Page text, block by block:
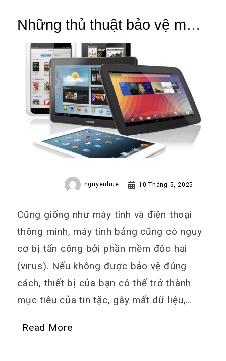
Những thủ thuật bảo vệ máy
tính bảng khỏi virus xâm
nhập
nguyenhue 10 Tháng 5, 2025
Cũng giống như máy tính và điện thoại
thông minh, máy tính bảng cũng có nguy
cơ bị tấn công bởi phần mềm độc hại
(virus). Nếu không được bảo vệ đúng
cách, thiết bị của bạn có thể trở thành
mục tiêu của tin tặc, gây mất dữ liệu,…
Read More